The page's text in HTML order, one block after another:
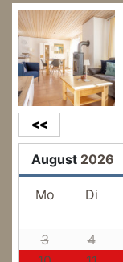
<<
August 2026
Mo Di
3
4